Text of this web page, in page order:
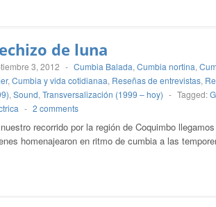
de luna
3, 2012 - Cumbia Balada, Cumbia nortina,
, Cumbia y vida cotidianaa, Reseñas de entrevistas,
, Sound, Transversalización (1999 – hoy) - Tagged:
- 2 comments
recorrido por la región de Coquimbo
homenajearon en ritmo de cumbia a las